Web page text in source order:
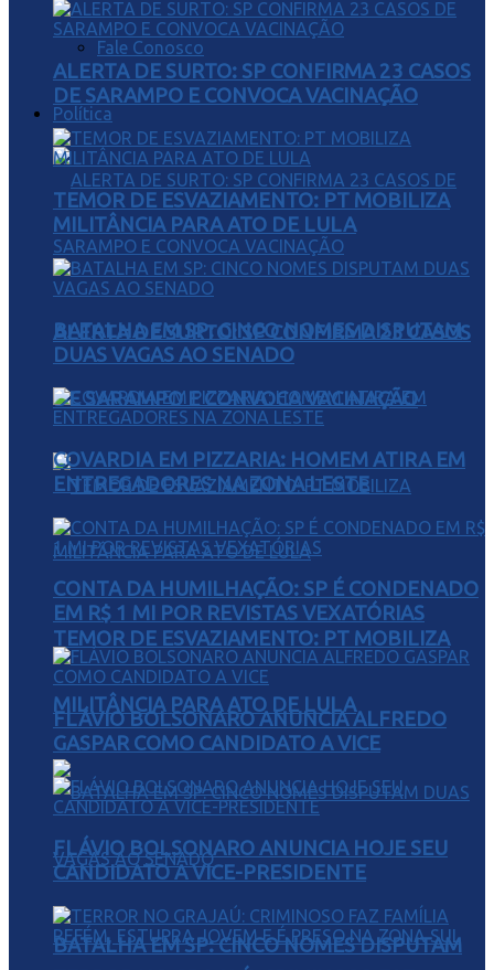
Fale Conosco
Política
ALERTA DE SURTO: SP CONFIRMA 23 CASOS
DE SARAMPO E CONVOCA VACINAÇÃO
TEMOR DE ESVAZIAMENTO: PT MOBILIZA
MILITÂNCIA PARA ATO DE LULA
BATALHA EM SP: CINCO NOMES DISPUTAM
ALERTA DE SURTO: SP CONFIRMA 23 CASOS
DE SARAMPO E CONVOCA VACINAÇÃO
TEMOR DE ESVAZIAMENTO: PT MOBILIZA
MILITÂNCIA PARA ATO DE LULA
BATALHA EM SP: CINCO NOMES DISPUTAM
DUAS VAGAS AO SENADO
COVARDIA EM PIZZARIA: HOMEM ATIRA EM
ENTREGADORES NA ZONA LESTE
CONTA DA HUMILHAÇÃO: SP É CONDENADO
EM R$ 1 MI POR REVISTAS VEXATÓRIAS
FLÁVIO BOLSONARO ANUNCIA ALFREDO
GASPAR COMO CANDIDATO A VICE
FLÁVIO BOLSONARO ANUNCIA HOJE SEU
CANDIDATO A VICE-PRESIDENTE